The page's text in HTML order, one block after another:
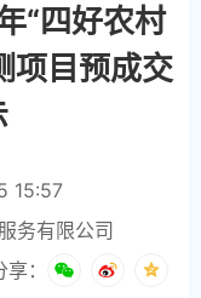
“四好农村
项目预成交
15:57
务有限公司
享：